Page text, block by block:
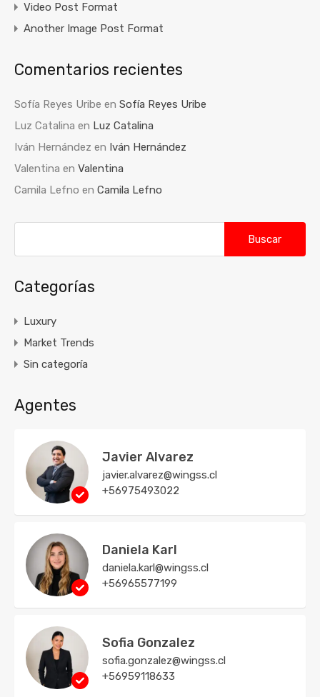
Video Post Format
Another Image Post Format
Comentarios recientes
Sofía Reyes Uribe en Sofía Reyes Uribe
Luz Catalina en Luz Catalina
Iván Hernández en Iván Hernández
Valentina en Valentina
Camila Lefno en Camila Lefno
Categorías
Luxury
Market Trends
Sin categoría
Agentes
Javier Alvarez
javier.alvarez@wingss.cl
+56975493022
Daniela Karl
daniela.karl@wingss.cl
+56965577199
Sofia Gonzalez
sofia.gonzalez@wingss.cl
+56959118633